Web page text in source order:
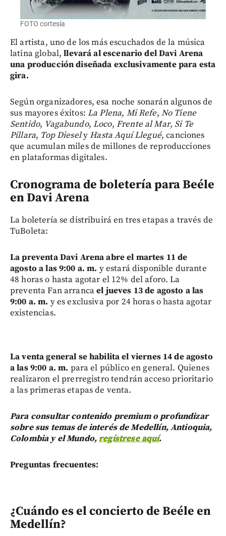
FOTO cortesía
El artista, uno de los más escuchados de la música
latina global,llevará al escenario del Davi Arena
una producción diseñada exclusivamente para esta
gira.
Según organizadores, esa noche sonarán algunos de
sus mayores éxitos: La Plena, Mi Refe, No Tiene
Sentido, Vagabundo,Loco, Frente al Mar, Si Te
Pillara, Top DieselyHasta Aquí Llegué, canciones
que acumulan miles de millones de reproducciones
en plataformas digitales.
Cronograma de boletería para Beéle
en Davi Arena
La boletería se distribuirá en tres etapas a través de
TuBoleta:
La preventa Davi Arena abre el martes 11 de
agosto a las 9:00 a. m. y estará disponible durante
48 horas o hasta agotar el 12% del aforo. La
preventa Fan arrancael jueves 13 de agosto a las
9:00 a. m. y es exclusiva por 24 horas o hasta agotar
existencias.
La venta general se habilita el viernes 14 de agosto
a las 9:00 a. m. para el público en general. Quienes
realizaron el prerregistro tendrán acceso prioritario
a las primeras etapas de venta.
Para consultar contenido premium o profundizar
sobre sus temas de interés de Medellín, Antioquia,
Colombia y el Mundo,regístrese aquí.
Preguntas frecuentes:
¿Cuándo es el concierto de Beéle en
Medellín?